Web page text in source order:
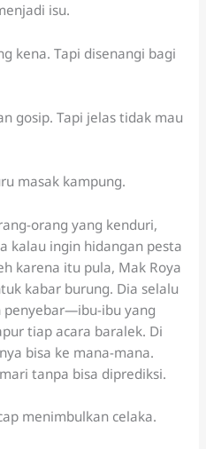
isu.
kena. Tapi disenangi bagi
gosip. Tapi jelas tidak mau
masak kampung.
orang yang kenduri,
kalau ingin hidangan pesta
karena itu pula, Mak Roya
kabar burung. Dia selalu
penyebar—ibu-ibu yang
tiap acara baralek. Di
bisa ke mana-mana.
tanpa bisa diprediksi.
menimbulkan celaka.